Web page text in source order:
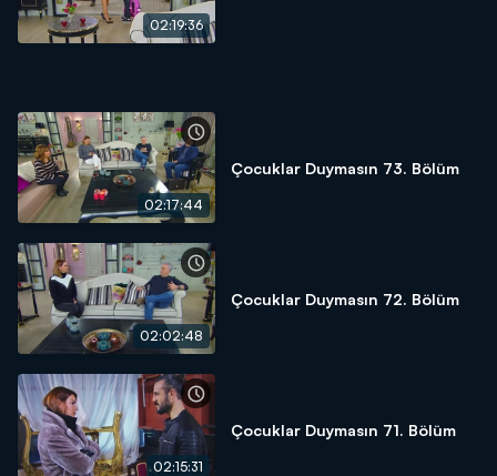
02:19:36
02:17:44
Çocuklar Duymasın 73. Bölüm
02:02:48
Çocuklar Duymasın 72. Bölüm
02:15:31
Çocuklar Duymasın 71. Bölüm